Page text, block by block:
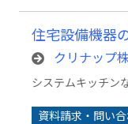
住宅設備機器
クリナップ
システムキッチン
資料請求・問い